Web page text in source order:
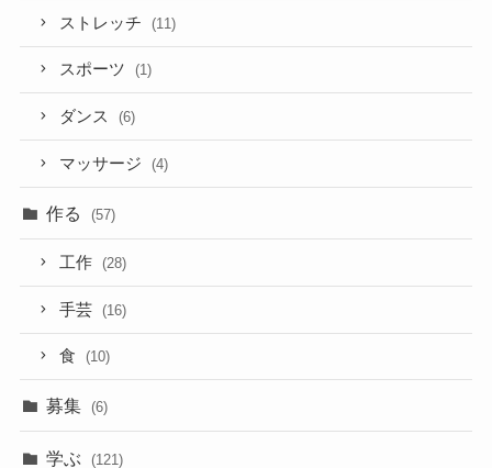
ストレッチ (11)
スポーツ (1)
ダンス (6)
マッサージ (4)
作る (57)
工作 (28)
手芸 (16)
食 (10)
募集 (6)
学ぶ (121)